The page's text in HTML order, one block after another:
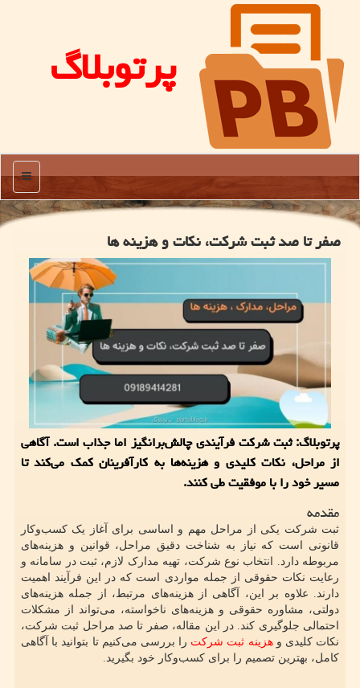
پرتوبلاگ
منو
صفر تا صد ثبت شرکت، نکات و هزینه ها
پرتوبلاگ: ثبت شرکت فرآیندی چالش‌برانگیز اما جذاب است. آگاهی
از مراحل، نکات کلیدی و هزینه‌ها به کارآفرینان کمک می‌کند تا
مسیر خود را با موفقیت طی کنند.
مقدمه
ثبت شرکت یکی از مراحل مهم و اساسی برای آغاز یک کسب‌وکار
قانونی است که نیاز به شناخت دقیق مراحل، قوانین و هزینه‌های
مربوطه دارد. انتخاب نوع شرکت، تهیه مدارک لازم، ثبت در سامانه و
رعایت نکات حقوقی از جمله مواردی است که در این فرآیند اهمیت
دارند. علاوه بر این، آگاهی از هزینه‌های مرتبط، از جمله هزینه‌های
دولتی، مشاوره حقوقی و هزینه‌های ناخواسته، می‌تواند از مشکلات
احتمالی جلوگیری کند. در این مقاله، صفر تا صد مراحل ثبت شرکت،
نکات کلیدی وهزینه‌ ثبت شرکت را بررسی می‌کنیم تا بتوانید با آگاهی
کامل، بهترین تصمیم را برای کسب‌وکار خود بگیرید.